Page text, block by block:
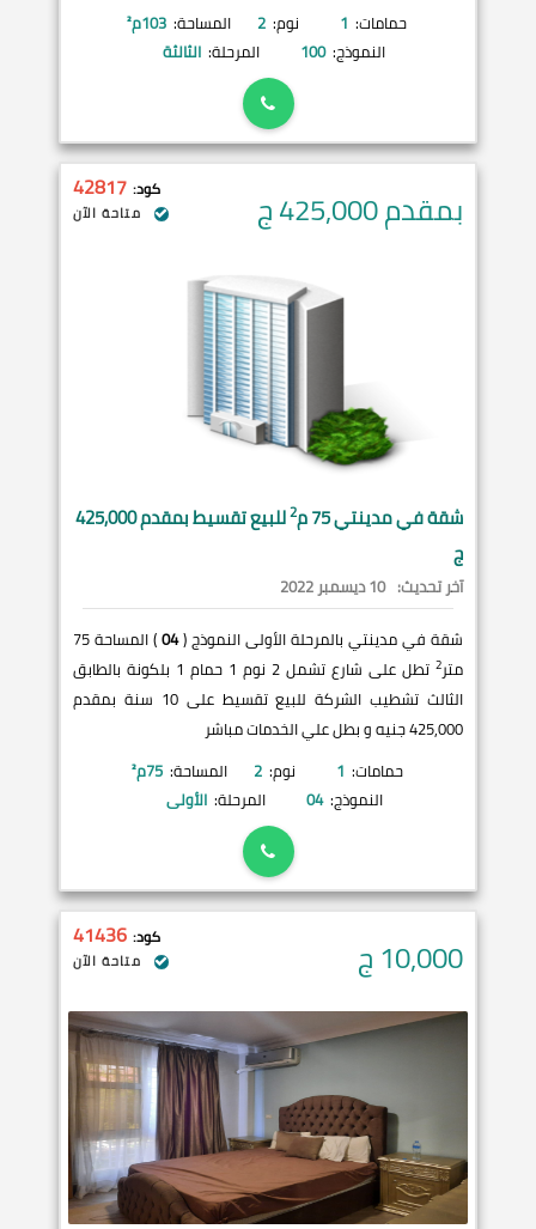
حمامات: 1 نوم: 2 المساحة: 103م²
النموذج: 100 المرحلة: الثالثة
بمقدم 425,000 ج كود: 42817
متاحة الآن
شقة فيمدينتي75 م 2
للبيع تقسيط بمقدم 425,000
ج
آخر تحديث: 10 ديسمبر 2022
شقة في مدينتي بالمرحلة الأولى النموذج (04
) المساحة 75
متر2
تطل على شارع تشمل 2 نوم 1 حمام 1 بلكونة بالطابق
الثالث تشطيب الشركة للبيع تقسيط على 10 سنة بمقدم
425,000 جنيه و بطل علي الخدمات مباشر
حمامات: 1 نوم: 2 المساحة: 75م²
النموذج: 04 المرحلة: الأولى
10,000ج كود: 41436
متاحة الآن